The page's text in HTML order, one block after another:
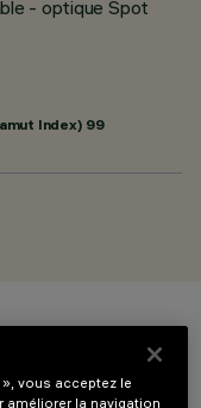
- optique Spot
Index) 99
vous acceptez le
améliorer la navigation